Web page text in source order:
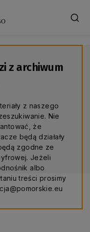
z archiwum
z naszego
Nie
że
będą działały
zgodne ze
Jeżeli
albo
treści prosimy